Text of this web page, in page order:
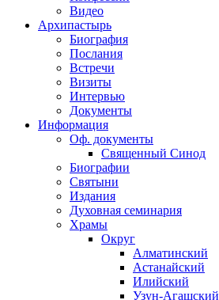
Видео
Архипастырь
Биография
Послания
Встречи
Визиты
Интервью
Документы
Информация
Оф. документы
Священный Синод
Биографии
Святыни
Издания
Духовная семинария
Храмы
Округ
Алматинский
Астанайский
Илийский
Узун-Агашский